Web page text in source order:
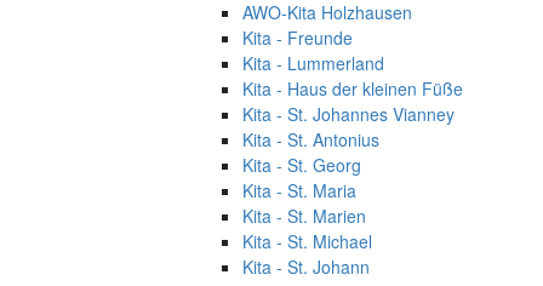
AWO-Kita Holzhausen
Kita - Freunde
Kita - Lummerland
Kita - Haus der kleinen Füße
Kita - St. Johannes Vianney
Kita - St. Antonius
Kita - St. Georg
Kita - St. Maria
Kita - St. Marien
Kita - St. Michael
Kita - St. Johann